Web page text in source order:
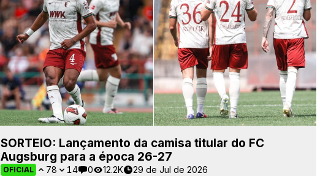
SORTEIO: Lançamento da camisa titular do FC
Augsburg para a época 26-27
OFICIAL 78 14 0 12.2K 29 de Jul de 2026